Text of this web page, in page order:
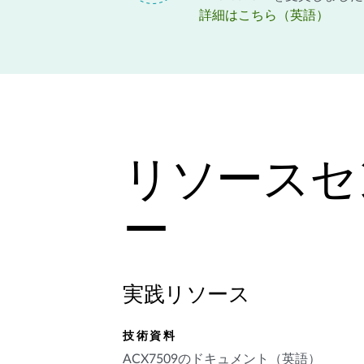
詳細はこちら（英語）
リソース
ー
実践リソース
技術資料
ACX7509のドキュメント（英語）